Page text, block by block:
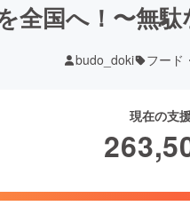
全国へ！〜無
budo_doki フード
現在の支